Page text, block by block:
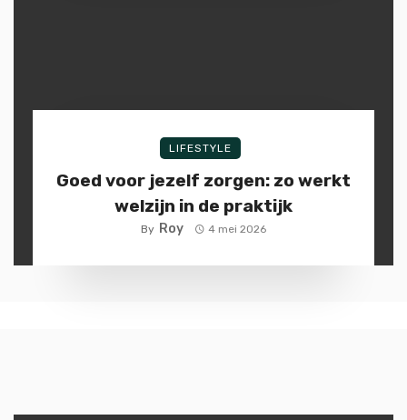
LIFESTYLE
Goed voor jezelf zorgen: zo werkt
welzijn in de praktijk
By Roy 4 mei 2026